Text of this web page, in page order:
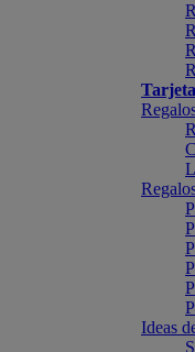
Ideas